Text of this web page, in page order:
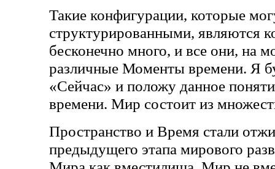
Такие конфигурации, которые
структурированными, являются
бесконечно много, и все они, на
различные Моменты времени. Я
«Сейчас» и положу данное
времени. Мир состоит из
Пространство и Время стали
предыдущего этапа мирового